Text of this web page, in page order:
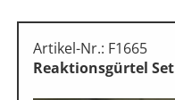
Artikel-Nr.: F1665
Reaktionsgürtel Set